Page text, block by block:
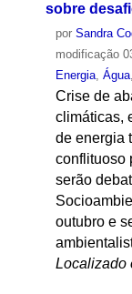
sobre
por Sandra
modificação
Energia, Água,
Crise de
climáticas,
de energia
conflituoso
serão
outubro e
Localizado